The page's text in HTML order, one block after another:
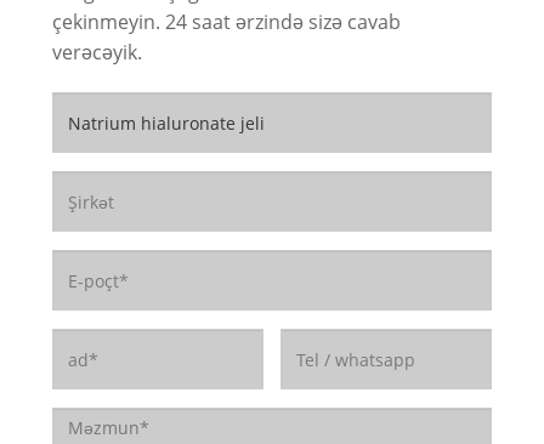
çekinmeyin. 24 saat ərzində sizə cavab
verəcəyik.